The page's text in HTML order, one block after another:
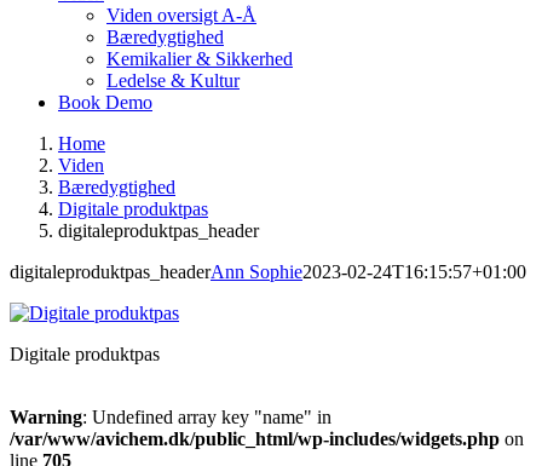
Viden oversigt A-Å
Bæredygtighed
Kemikalier & Sikkerhed
Ledelse & Kultur
Book Demo
Home
Viden
Bæredygtighed
Digitale produktpas
digitaleproduktpas_header
digitaleproduktpas_headerAnn Sophie2023-02-24T16:15:57+01:00
Digitale produktpas
Warning: Undefined array key "name" in
/var/www/avichem.dk/public_html/wp-includes/widgets.php on
line 705